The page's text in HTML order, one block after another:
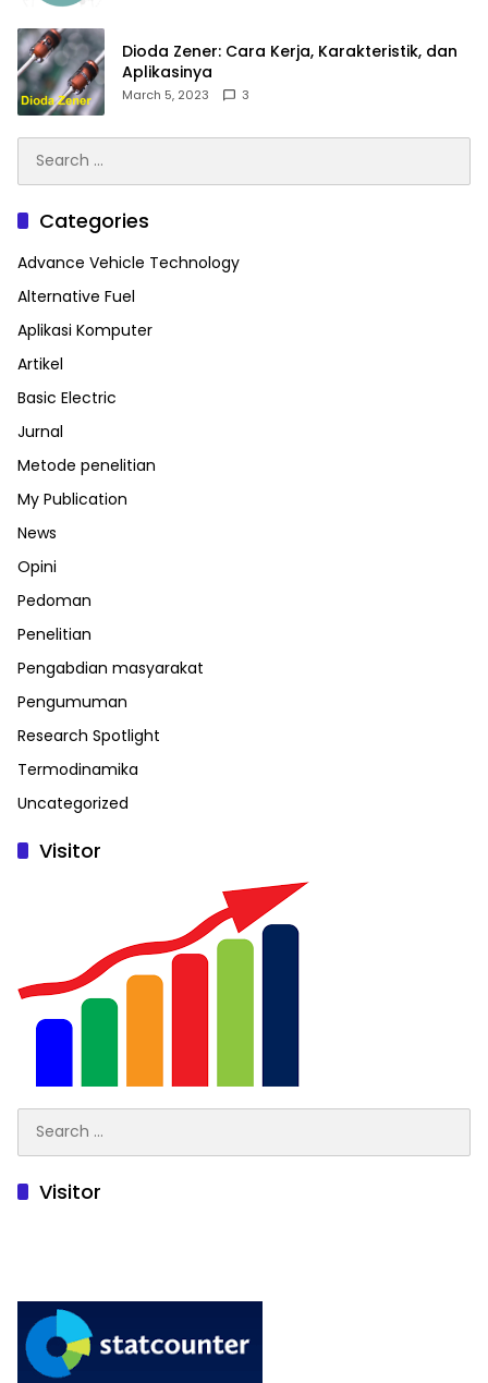
Dioda Zener: Cara Kerja, Karakteristik, dan
Aplikasinya
March 5, 2023 3
for:
Categories
Advance Vehicle Technology
Alternative Fuel
Aplikasi Komputer
Artikel
Basic Electric
Jurnal
Metode penelitian
My Publication
News
Opini
Pedoman
Penelitian
Pengabdian masyarakat
Pengumuman
Research Spotlight
Termodinamika
Uncategorized
Visitor
for:
Visitor